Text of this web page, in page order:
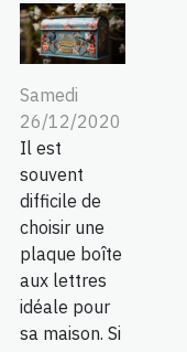
Samedi
26/12/2020
Il est
souvent
difficile de
choisir une
plaque boîte
aux lettres
idéale pour
sa maison. Si